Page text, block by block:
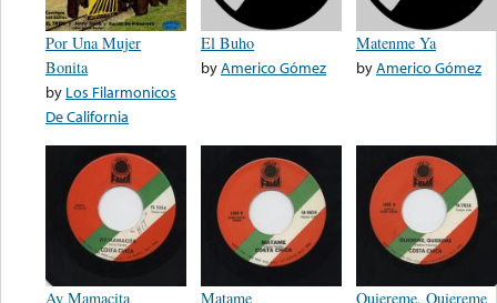
Por Una Mujer
Bonita
by Los Filarmonicos
De California
El Buho
byAmerico Gómez
Matenme Ya
byAmerico Gómez
Ay Mamacita
Matame
Quiereme, Quiereme